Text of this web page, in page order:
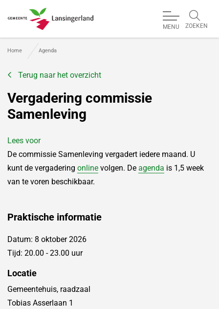
MENU ZOEKEN
Home Agenda
Terug naar het overzicht
Vergadering commissie
Samenleving
Lees voor
De commissie Samenleving vergadert iedere maand. U
kunt de vergadering online volgen. De agenda is 1,5 week
van te voren beschikbaar.
Praktische informatie
Datum: 8 oktober 2026
Tijd: 20.00 - 23.00 uur
Locatie
Gemeentehuis, raadzaal
Tobias Asserlaan 1